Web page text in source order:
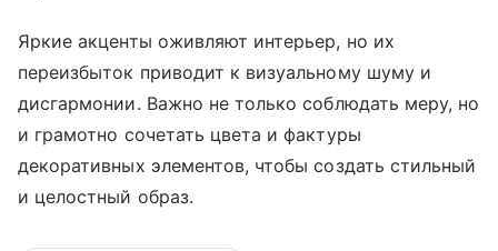
Яркие акценты оживляют интерьер, но их
переизбыток приводит к визуальному шуму и
дисгармонии. Важно не только соблюдать меру, но
и грамотно сочетать цвета и фактуры
декоративных элементов, чтобы создать стильный
и целостный образ.